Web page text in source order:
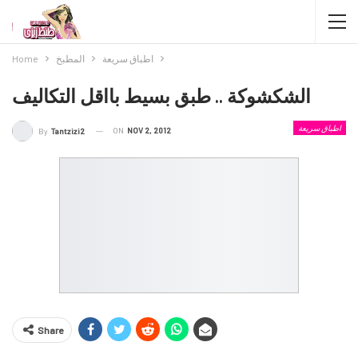
Home المطبخ اطباق سريعة
الشكشوكة .. طبق بسيط بااقل التكاليف
اطباق سريعة By Tantzizi2 ON NOV 2, 2012
Share